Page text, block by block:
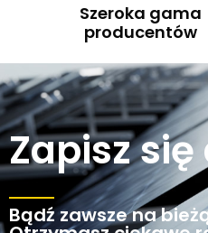
Szeroka gama
producentów
Zapisz
Bądź zawsze na